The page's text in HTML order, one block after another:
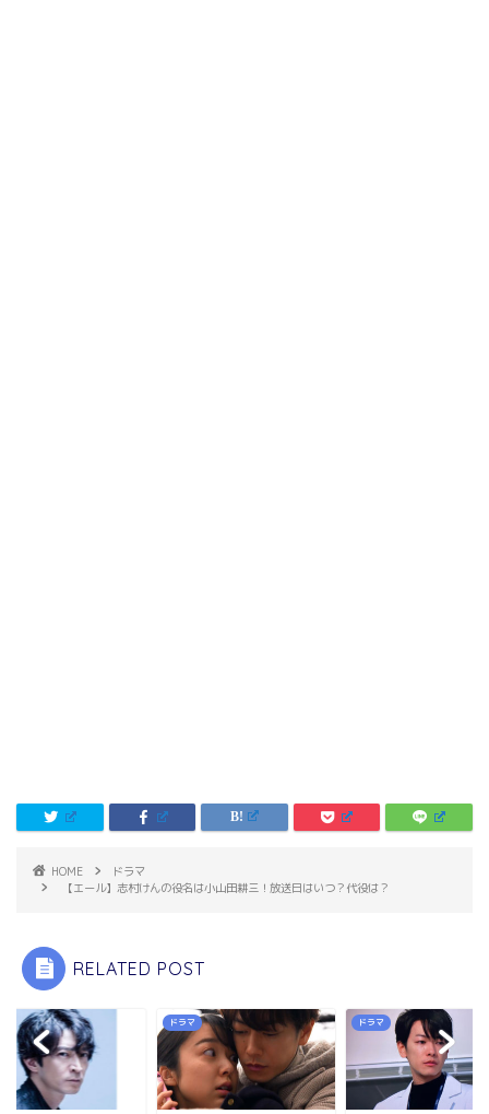
HOME
ドラマ
【エール】志村けんの役名は小山田耕三！放送日はいつ？代役は？
RELATED POST
ドラマ ドラマ